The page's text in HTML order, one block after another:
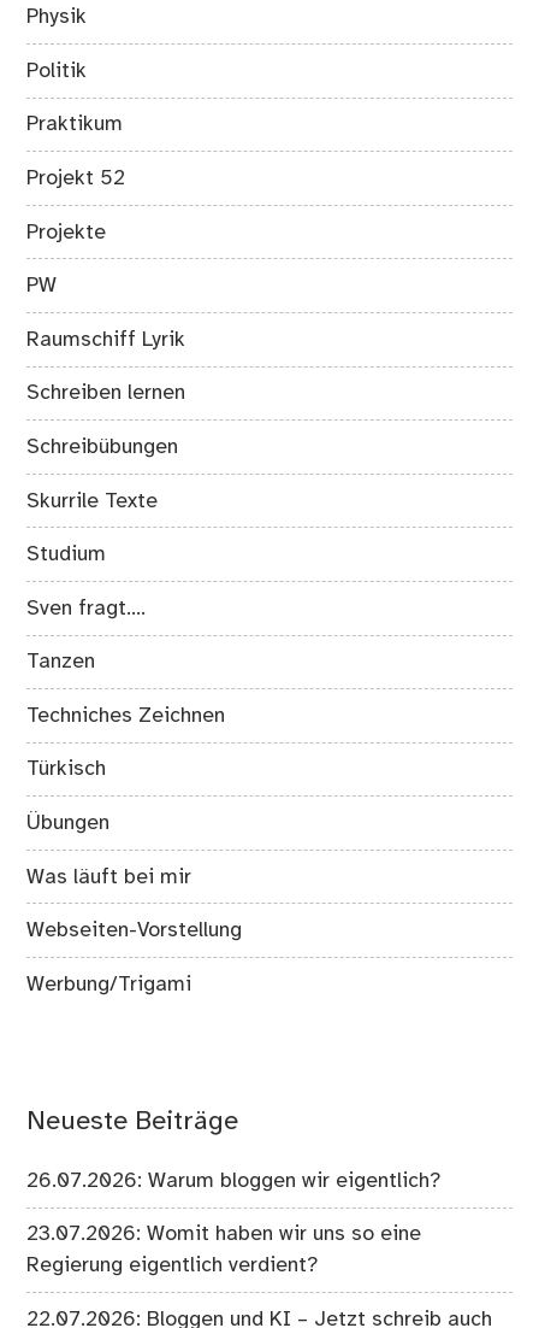
Physik
Politik
Praktikum
Projekt 52
Projekte
PW
Raumschiff Lyrik
Schreiben lernen
Schreibübungen
Skurrile Texte
Studium
Sven fragt….
Tanzen
Techniches Zeichnen
Türkisch
Übungen
Was läuft bei mir
Webseiten-Vorstellung
Werbung/Trigami
Neueste Beiträge
26.07.2026: Warum bloggen wir eigentlich?
23.07.2026: Womit haben wir uns so eine
Regierung eigentlich verdient?
22.07.2026: Bloggen und KI – Jetzt schreib auch